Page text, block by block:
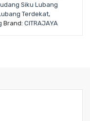
Siku Lubang
Terdekat,
Brand: CITRAJAYA